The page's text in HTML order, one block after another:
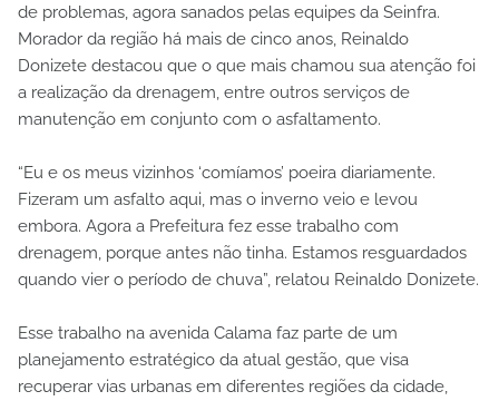
de problemas, agora sanados pelas equipes da Seinfra.
Morador da região há mais de cinco anos, Reinaldo
Donizete destacou que o que mais chamou sua atenção foi
a realização da drenagem, entre outros serviços de
manutenção em conjunto com o asfaltamento.
“Eu e os meus vizinhos ‘comíamos’ poeira diariamente.
Fizeram um asfalto aqui, mas o inverno veio e levou
embora. Agora a Prefeitura fez esse trabalho com
drenagem, porque antes não tinha. Estamos resguardados
quando vier o período de chuva”, relatou Reinaldo Donizete.
Esse trabalho na avenida Calama faz parte de um
planejamento estratégico da atual gestão, que visa
recuperar vias urbanas em diferentes regiões da cidade,